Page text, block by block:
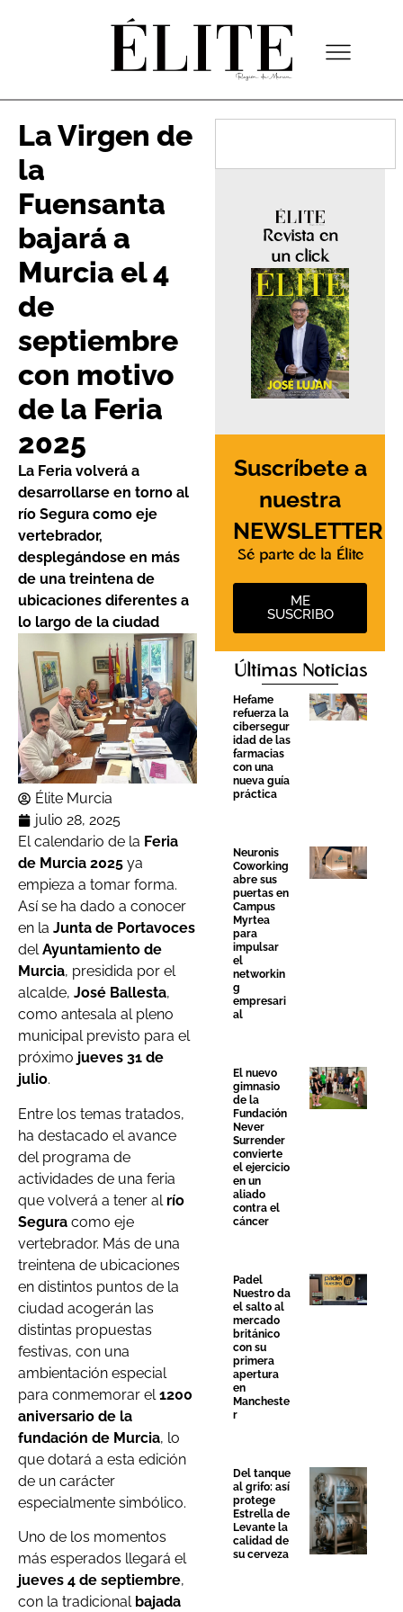
La Virgen de
la
Fuensanta
bajará a
Murcia el 4
de
septiembre
con motivo
de la Feria
2025
La Feria volverá a
desarrollarse en torno al
río Segura como eje
vertebrador,
desplegándose en más
de una treintena de
ubicaciones diferentes a
lo largo de la ciudad
Élite Murcia
julio 28, 2025
El calendario de la Feria
de Murcia 2025 ya
empieza a tomar forma.
Así se ha dado a conocer
en la Junta de Portavoces
delAyuntamiento de
Murcia, presidida por el
alcalde, José Ballesta,
como antesala al pleno
municipal previsto para el
próximo jueves 31 de
julio.
Entre los temas tratados,
ha destacado el avance
del programa de
actividades de una feria
que volverá a tener al río
Segura como eje
vertebrador. Más de una
treintena de ubicaciones
en distintos puntos de la
ciudad acogerán las
distintas propuestas
festivas, con una
ambientación especial
para conmemorar el1200
aniversario de la
fundación de Murcia, lo
que dotará a esta edición
de un carácter
especialmente simbólico.
Uno de los momentos
más esperados llegará el
jueves 4 de septiembre,
con la tradicional bajada
Revista en
un click
Suscríbete a
nuestra
NEWSLETTER
Sé parte de la Élite
ME
SUSCRIBO
Últimas Noticias
Hefame
refuerza la
cibersegur
idad de las
farmacias
con una
nueva guía
práctica
Neuronis
Coworking
abre sus
puertas en
Campus
Myrtea
para
impulsar
el
networkin
g
empresari
al
El nuevo
gimnasio
de la
Fundación
Never
Surrender
convierte
el ejercicio
en un
aliado
contra el
cáncer
Padel
Nuestro da
el salto al
mercado
británico
con su
primera
apertura
en
Mancheste
r
Del tanque
al grifo: así
protege
Estrella de
Levante la
calidad de
su cerveza